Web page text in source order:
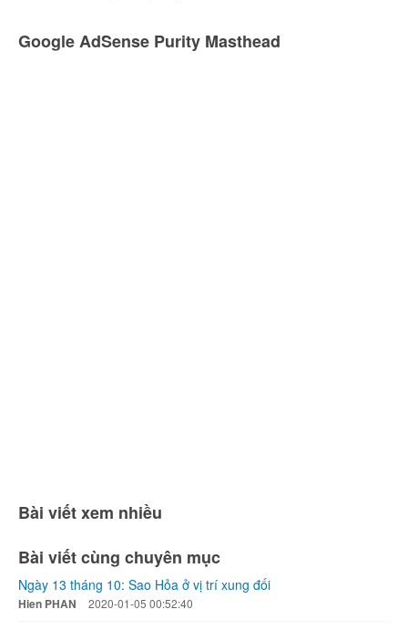
Google AdSense Purity Masthead
Bài viết xem nhiều
Bài viết cùng chuyên mục
Ngày 13 tháng 10: Sao Hỏa ở vị trí xung đối
Hien PHAN 2020-01-05 00:52:40